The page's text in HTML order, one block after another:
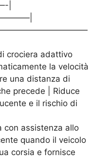
|
crociera adattivo
la velocità
una distanza di
precede | Riduce
e il rischio di
con assistenza allo
quando il veicolo
corsia e fornisce